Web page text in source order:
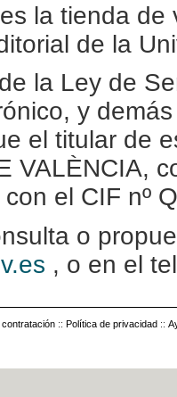
la tienda
de la
la Ley de
y
el titular de
VALÈNCIA,
el CIF nº
o
, o en el
:: Política de privacidad ::